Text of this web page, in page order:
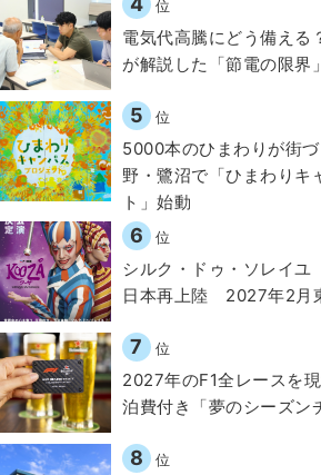
位
電気代高騰にどう備える
が解説した「節電の限界
5 位
5000本のひまわりが街
野・鷺沼で「ひまわりキ
ト」始動
6 位
シルク・ドゥ・ソレイユ
日本再上陸 2027年2月
7 位
2027年のF1全レースを
泊費付き「夢のシーズン
8 位